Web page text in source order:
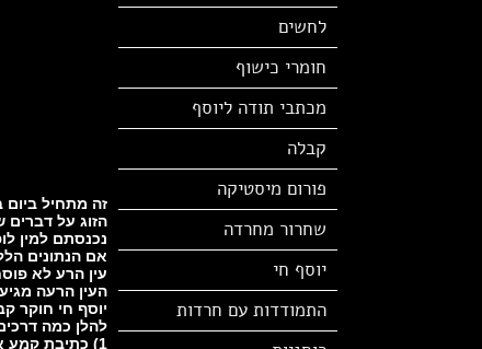
לחשים
חומרי כישוף
מכתבי תודה ליוסף
קבלה
פורום מיסטיקה
שחרור מחרדה
יוסף חי
התמודדות עם חרדות
זה מתחיל
הזוג על
נכנסתם למין
אם הנתונים
עין הרע לא
העין הרעה
יוסף חי חוקר
להלן כמה
1) כתיבת קמע אישי עם צרופי אותיות קדושות שנכתב לפי תאריך הלידה ושם האמא.